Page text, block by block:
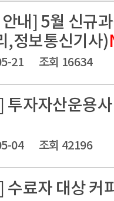
내] 5월 신규
,정보통신기사)
21 조회 16634
투자자산운용
04 조회 42196
수료자 대상 커